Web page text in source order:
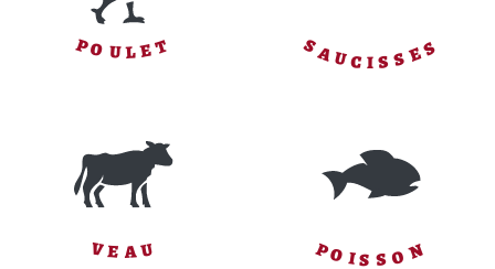
POULET SAUCISSES
VE AU POIS SON